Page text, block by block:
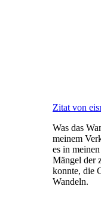
Zitat von
Was das
meinem
es in
Mängel der
konnte, die
Wandeln.